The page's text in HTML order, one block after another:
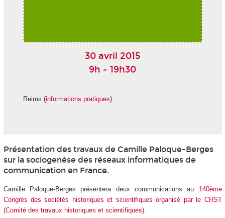
30 avril 2015
9h - 19h30
Reims (informations pratiques)
Présentation des travaux de Camille Paloque-Berges
sur la sociogenèse des réseaux informatiques de
communication en France.
Camille Paloque-Berges présentera deux communications au 140ème
Congrès des sociétés historiques et scientifiques organisé par le CHST
(Comité des travaux historiques et scientifiques).